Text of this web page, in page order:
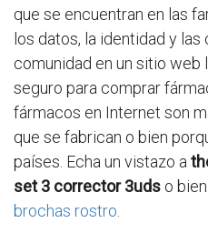
que se encuentran en las
los datos, la identidad y
comunidad en un sitio web
seguro para comprar
fármacos en Internet son
que se fabrican o bien
países. Echa un vistazo a
set 3 corrector 3uds o bien
brochas rostro